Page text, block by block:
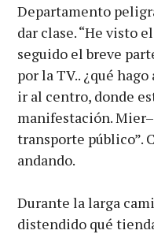
Departamento
dar clase. “He visto
seguido el breve
por la TV.. ¿qué hago
ir al centro, donde
manifestación.
transporte público”.
andando.
Durante la larga
distendido qué